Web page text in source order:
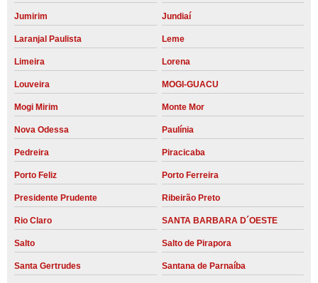
Jumirim Jundiaí
Laranjal Paulista Leme
Limeira Lorena
Louveira MOGI-GUACU
Mogi Mirim Monte Mor
Nova Odessa Paulínia
Pedreira Piracicaba
Porto Feliz Porto Ferreira
Presidente Prudente Ribeirão Preto
Rio Claro SANTA BARBARA D´OESTE
Salto Salto de Pirapora
Santa Gertrudes Santana de Parnaíba